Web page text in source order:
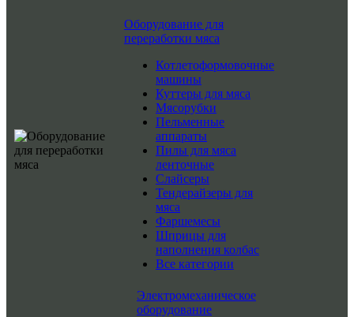
Оборудование для
переработки мяса
Котлетоформовочные
машины
Куттеры для мяса
Мясорубки
Пельменные
аппараты
Пилы для мяса
ленточные
Слайсеры
Тендерайзеры для
мяса
Фаршемесы
Шприцы для
наполнения колбас
Все категории
Электромеханическое
оборудование